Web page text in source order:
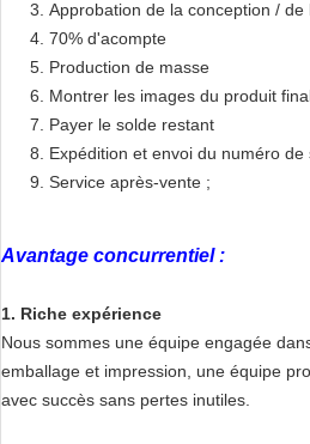
Approbation de la conception / de
70% d'acompte
Production de masse
Montrer les images du produit
Payer le solde restant
Expédition et envoi du numéro de
Service après-vente ;
Avantage concurrentiel :
1. Riche expérience
Nous sommes une équipe engagée
emballage et impression, une équipe
avec succès sans pertes inutiles.